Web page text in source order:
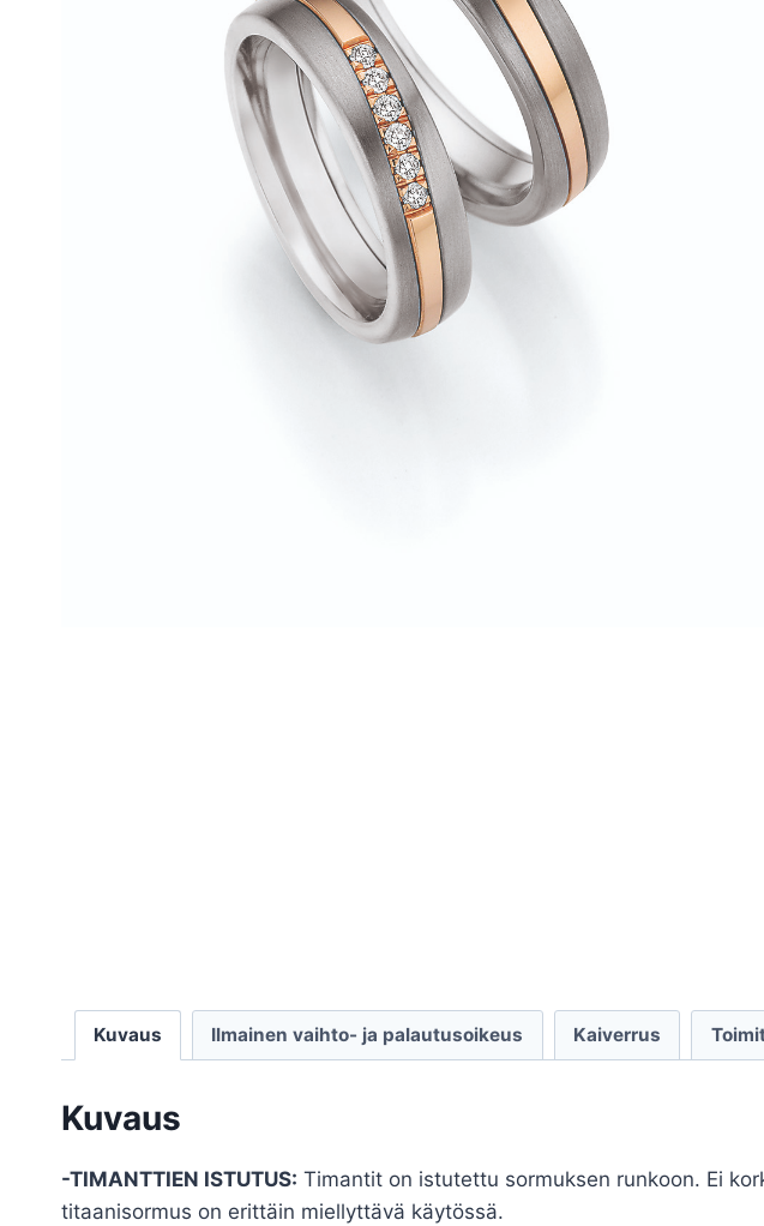
Kuvaus Ilmainen vaihto- ja palautusoikeus Kaiverrus
Kuvaus
-TIMANTTIEN ISTUTUS: Timantit on istutettu sormuksen runkoon. Ei
titaanisormus on erittäin miellyttävä käytössä.